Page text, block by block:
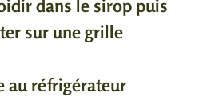
dans le sirop puis
sur une grille
au réfrigérateur